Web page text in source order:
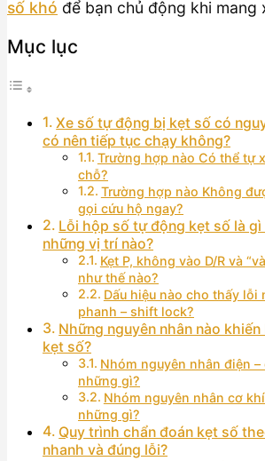
số khó để bạn chủ động khi mang
Mục lục
Xe số tự động bị kẹt số có
có nên tiếp tục chạy không?
Trường hợp nào Có thể tự
chỗ?
Trường hợp nào Không
gọi cứu hộ ngay?
Lỗi hộp số tự động kẹt số là
những vị trí nào?
Kẹt P, không vào D/R và
như thế nào?
Dấu hiệu nào cho thấy lỗi
phanh – shift lock?
Những nguyên nhân nào
kẹt số?
Nhóm nguyên nhân điện
những gì?
Nhóm nguyên nhân cơ
những gì?
Quy trình chẩn đoán kẹt số
nhanh và đúng lỗi?